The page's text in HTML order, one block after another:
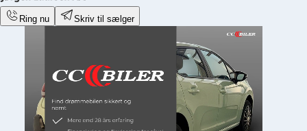
Ring nu Skriv til sælger